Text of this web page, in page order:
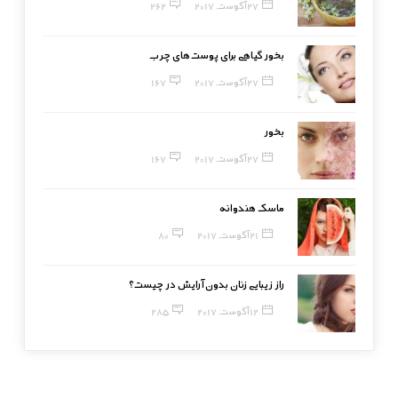
27 آگوست, 2017 262
بخور گیاهی برای پوست‌های چرب
27 آگوست, 2017 167
بخور
27 آگوست, 2017 167
ماسک هندوانه
21 آگوست, 2017 80
راز زیبایی زنان بدون آرایش در چیست؟
12 آگوست, 2017 285